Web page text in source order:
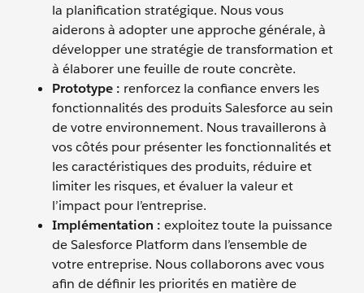
la planification stratégique. Nous vous
aiderons à adopter une approche générale, à
développer une stratégie de transformation et
à élaborer une feuille de route concrète.
Prototype : renforcez la confiance envers les
fonctionnalités des produits Salesforce au sein
de votre environnement. Nous travaillerons à
vos côtés pour présenter les fonctionnalités et
les caractéristiques des produits, réduire et
limiter les risques, et évaluer la valeur et
l’impact pour l’entreprise.
Implémentation : exploitez toute la puissance
de Salesforce Platform dans l’ensemble de
votre entreprise. Nous collaborons avec vous
afin de définir les priorités en matière de